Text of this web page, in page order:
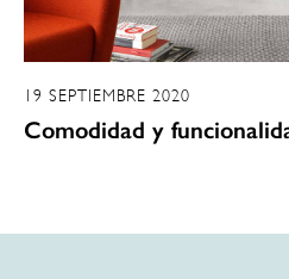
19 SEPTIEMBRE 2020
Comodidad y